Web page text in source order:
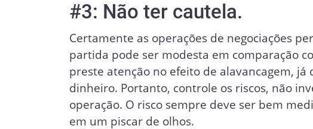
#3: Não ter cautela.
Certamente as operações de negociações
partida pode ser modesta em comparação
preste atenção no efeito de alavancagem,
dinheiro. Portanto, controle os riscos, não
operação. O risco sempre deve ser bem
em um piscar de olhos.